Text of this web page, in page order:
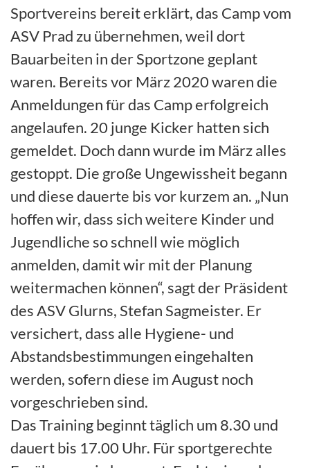
Sportvereins bereit erklärt, das Camp vom
ASV Prad zu übernehmen, weil dort
Bauarbeiten in der Sportzone geplant
waren. Bereits vor März 2020 waren die
Anmeldungen für das Camp erfolgreich
angelaufen. 20 junge Kicker hatten sich
gemeldet. Doch dann wurde im März alles
gestoppt. Die große Ungewissheit begann
und diese dauerte bis vor kurzem an. „Nun
hoffen wir, dass sich weitere Kinder und
Jugendliche so schnell wie möglich
anmelden, damit wir mit der Planung
weitermachen können“, sagt der Präsident
des ASV Glurns, Stefan Sagmeister. Er
versichert, dass alle Hygiene- und
Abstandsbestimmungen eingehalten
werden, sofern diese im August noch
vorgeschrieben sind.
Das Training beginnt täglich um 8.30 und
dauert bis 17.00 Uhr. Für sportgerechte